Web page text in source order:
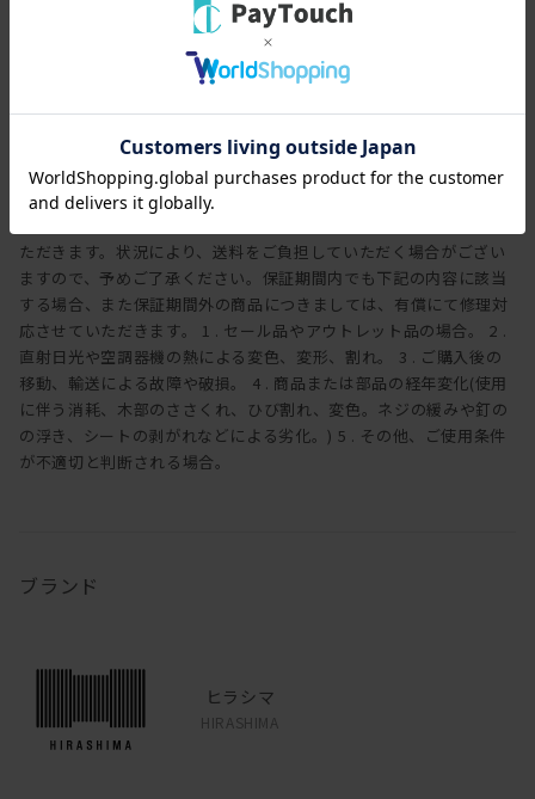
職人の心と培った豊富な知識、経験です。
デザイン性の追求はもちろん、ひとつひとつ細部に至るまでの仕上
ヒラシマでは家具を安心してご使用いただけますよう、工場出荷日
より3年間の製品保証を致します。また製品に付属する照明やコン
セントなどの電気用品に関しましては、1年間の保証を致します。
万一製造上、および構造設計上の欠陥による不良、破損などにつき
ただきます。状況により、送料をご負担していただく場合がござい
ますので、予めご了承ください。保証期間内でも下記の内容に該当
する場合、また保証期間外の商品につきましては、有償にて修理対
応させていただきます。 1 . セール品やアウトレット品の場合。 2 .
直射日光や空調器機の熱による変色、変形、割れ。 3 . ご購入後の
移動、輸送による故障や破損。 4 . 商品または部品の経年変化(使用
に伴う消耗、木部のささくれ、ひび割れ、変色。ネジの緩みや釘の
の浮き、シートの剥がれなどによる劣化。) 5 . その他、ご使用条件
が不適切と判断される場合。
ブランド
ヒラシマ
HIRASHIMA